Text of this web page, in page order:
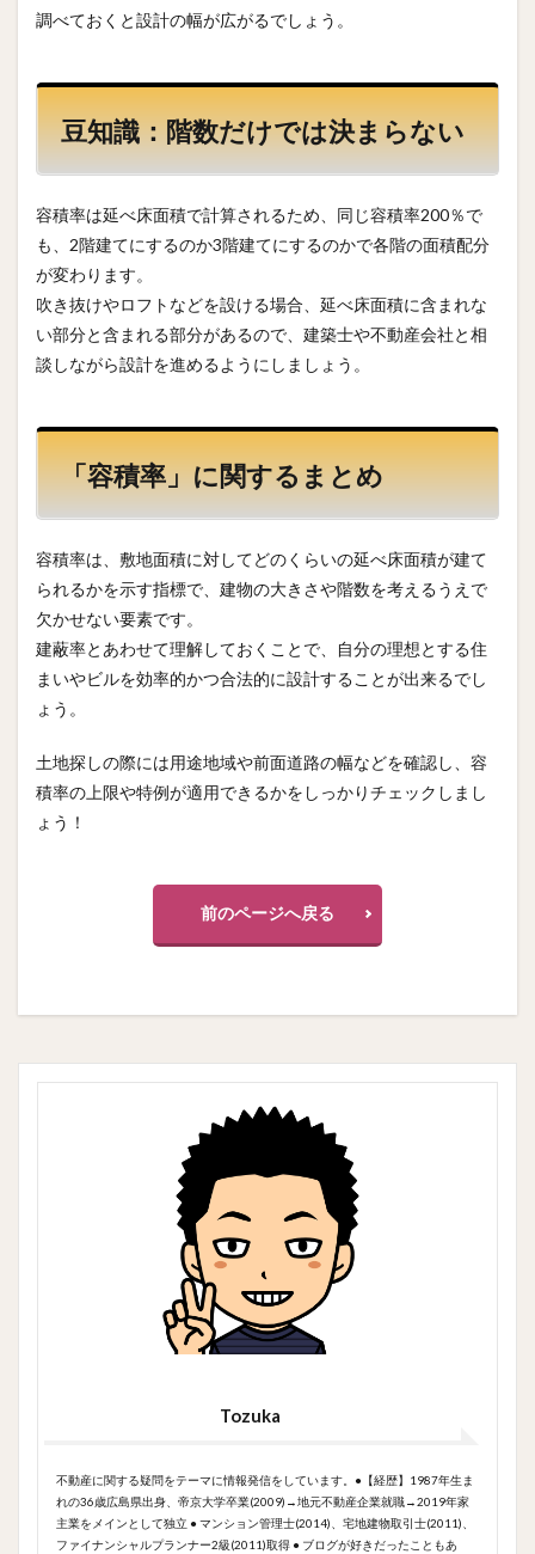
調べておくと設計の幅が広がるでしょう。
豆知識：階数だけでは決まらない
容積率は延べ床面積で計算されるため、同じ容積率200％で
も、2階建てにするのか3階建てにするのかで各階の面積配分
が変わります。
吹き抜けやロフトなどを設ける場合、延べ床面積に含まれな
い部分と含まれる部分があるので、建築士や不動産会社と相
談しながら設計を進めるようにしましょう。
「容積率」に関するまとめ
容積率は、敷地面積に対してどのくらいの延べ床面積が建て
られるかを示す指標で、建物の大きさや階数を考えるうえで
欠かせない要素です。
建蔽率とあわせて理解しておくことで、自分の理想とする住
まいやビルを効率的かつ合法的に設計することが出来るでし
ょう。
土地探しの際には用途地域や前面道路の幅などを確認し、容
積率の上限や特例が適用できるかをしっかりチェックしまし
ょう！
前のページへ戻る
Tozuka
不動産に関する疑問をテーマに情報発信をしています。●【経歴】1987年生ま
れの36歳広島県出身、帝京大学卒業(2009)→地元不動産企業就職→2019年家
主業をメインとして独立 ● マンション管理士(2014)、宅地建物取引士(2011)、
ファイナンシャルプランナー2級(2011)取得 ● ブログが好きだったこともあ